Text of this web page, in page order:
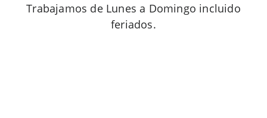
Trabajamos de Lunes a Domingo incluido
feriados.